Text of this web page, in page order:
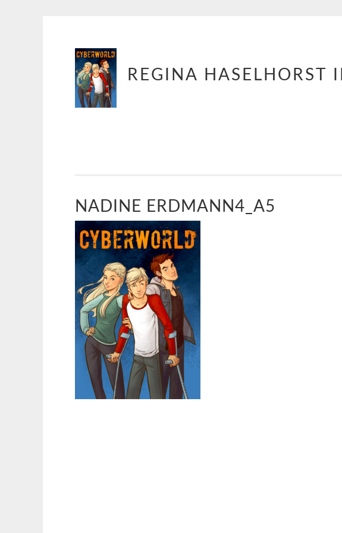
Springe
zum
Inhalt
REGINA HASELHORST
NADINE ERDMANN4_A5